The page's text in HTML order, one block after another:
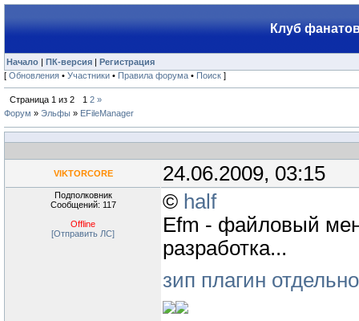
Клуб
Начало | ПК-версия | Регистрация
[ Обновления • Участники • Правила форума • Поиск ]
Страница 1 из 2 1 2 »
Форум » Эльфы » EFileManager
VIKTORCORE 24.06.2009, 03:15
Подполковник
Сообщений: 117
Offline
[Отправить ЛС]
© half
Efm - файловый
разработка...
зип плагин отдельно